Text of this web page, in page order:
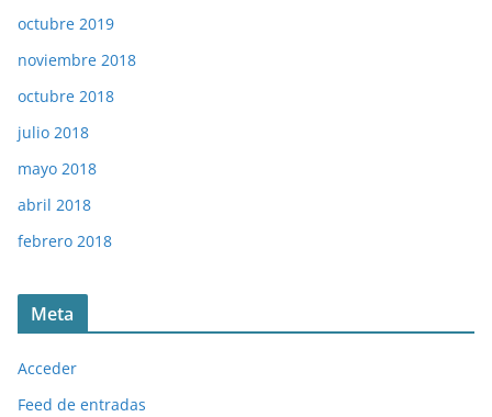
octubre 2019
noviembre 2018
octubre 2018
julio 2018
mayo 2018
abril 2018
febrero 2018
Meta
Acceder
Feed de entradas